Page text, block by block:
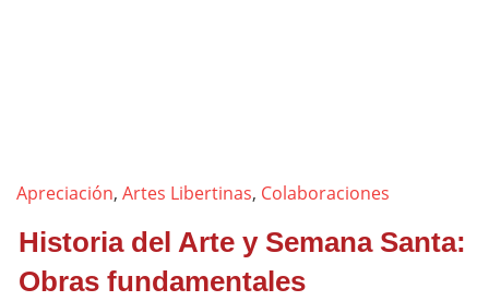
Apreciación, Artes Libertinas, Colaboraciones
Historia del Arte y Semana Santa:
Obras fundamentales